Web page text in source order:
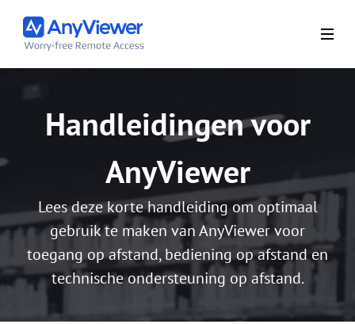
Handleidingen voor
AnyViewer
Lees deze korte handleiding om optimaal
gebruik te maken van AnyViewer voor
toegang op afstand, bediening op afstand en
technische ondersteuning op afstand.